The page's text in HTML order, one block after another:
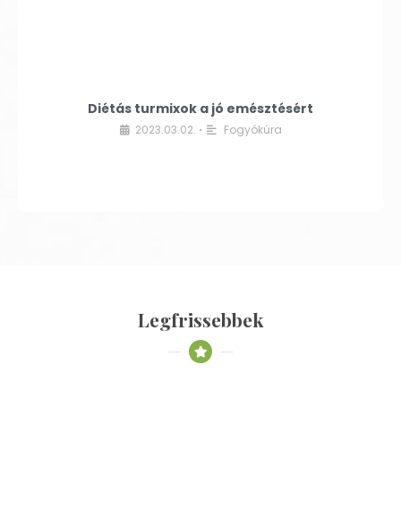
Diétás turmixok a jó emésztésért
2023.03.02. • Fogyókúra
Legfrissebbek